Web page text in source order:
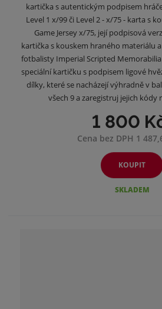
kartička s autentickým podpisem
Level 1 x/99 či Level 2 - x/75 - karta s
Game Jersey x/75, její podpisová
kartička s kouskem hraného materiálu
fotbalisty Imperial Scripted Memorabilia
speciální kartičku s podpisem ligové
dílky, které se nacházejí výhradně v
všech 9 a zaregistruj jejich kódy
1 800
Cena bez DPH 1
KOUPIT
SKLADEM